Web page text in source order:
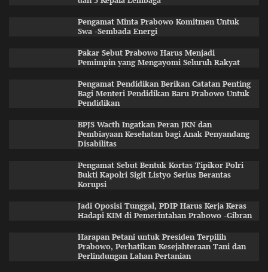
Pengamat Minta Prabowo Komitmen Untuk
Swa -Sembada Energi
Pakar Sebut Prabowo Harus Menjadi
Pemimpin yang Mengayomi Seluruh Rakyat
Pengamat Pendidikan Berikan Catatan Penting
Bagi Menteri Pendidikan Baru Prabowo Untuk
Pendidikan
BPJS Wacth Ingatkan Peran JKN dan
Pembiayaan Kesehatan bagi Anak Penyandang
Disabilitas
Pengamat Sebut Bentuk Kortas Tipikor Polri
Bukti Kapolri Sigit Listyo Serius Berantas
Korupsi
Jadi Oposisi Tunggal, PDIP Harus Kerja Keras
Hadapi KIM di Pemerintahan Prabowo -Gibran
Harapan Petani untuk Presiden Terpilih
Prabowo, Perhatikan Kesejahteraan Tani dan
Perlindungan Lahan Pertanian